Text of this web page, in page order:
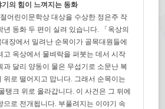
의 힘이 느껴지는 동화
어린이문학상 대상을 수상한 정은주 작
년 동화 두 편이 실려 있습니다. 「옥상의
장에서 밀려난 순목이가 골목대원들에
고 옥상에서 물벼락을 퍼붓는 데서 시작
과 달리 양동이 물은 무섭기로 소문난 복
위로 떨어지고 맙니다. 그래서 순목이는
탱크 위로 올라갑니다. 이 사건은 그 뒤에
으로 전개됩니다. 부풀려지는 이야기 속